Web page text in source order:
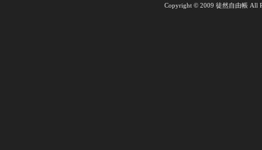
Copyright © 2009 徒然自由帳 All